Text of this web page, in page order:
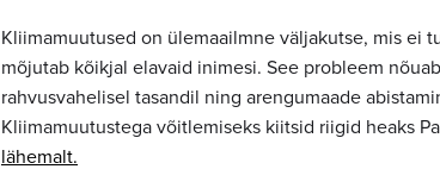
Kliimamuutused on ülemaailmne väljakutse, mis ei
mõjutab kõikjal elavaid inimesi. See probleem
rahvusvahelisel tasandil ning arengumaade
Kliimamuutustega võitlemiseks kiitsid riigid heaks
lähemalt.